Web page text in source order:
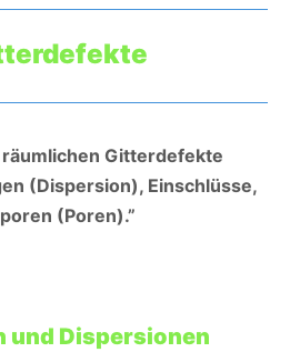
Gitterdefekte
(Dispersion), Einschlüsse,
(Poren).”
und Dispersionen